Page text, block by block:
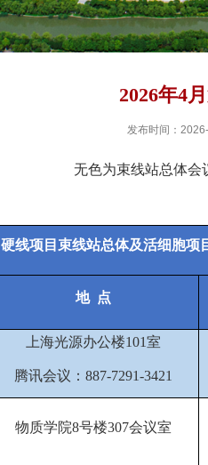
2026年4
发布时间：
无色为束线站总体会
硬线项目束线站总体及活细胞项
地 点
上海光源办公楼101室
腾讯会议： 887-7291-3421
物质学院8号楼307会议室